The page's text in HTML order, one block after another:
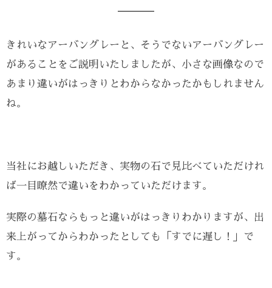
きれいなアーバングレーと、そうでないアーバングレー
があることをご説明いたしましたが、小さな画像なので
あまり違いがはっきりとわからなかったかもしれません
ね。
当社にお越しいただき、実物の石で見比べていただけれ
ば一目瞭然で違いをわかっていただけます。
実際の墓石ならもっと違いがはっきりわかりますが、出
来上がってからわかったとしても「すでに遅し！」で
す。